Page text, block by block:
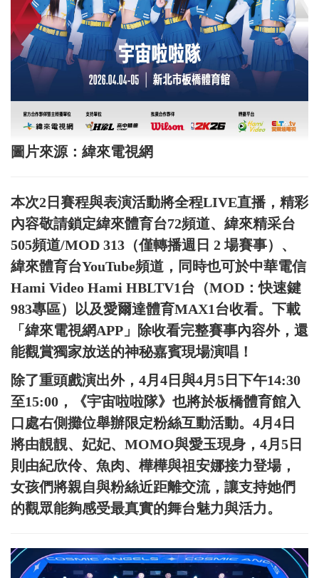
圖片來源：緯來電視網
本次2日賽程與表演活動將全程LIVE直播，精彩
內容敬請鎖定緯來體育台72頻道、緯來精采台
505頻道/MOD 313（僅轉播週日 2 場賽事）、
緯來體育台YouTube頻道，同時也可於中華電信
Hami Video Hami HBLTV1台（MOD：快速鍵
983專區）以及愛爾達體育MAX1台收看。下載
「緯來電視網APP」除收看完整賽事內容外，還
能觀賞獨家放送的神秘嘉賓現場演唱！
除了重頭戲演出外，4月4日與4月5日下午14:30
至15:00，《宇宙啦啦隊》也將於板橋體育館入
口處右側攤位舉辦限定粉絲互動活動。4月4日
將由靚靚、妃妃、MOMO與愛玉現身，4月5日
則由紀欣伶、魚肉、樺樺與祖安娜接力登場，
女孩們將親自與粉絲近距離交流，讓支持她們
的觀眾能夠感受最真實的舞台魅力與活力。